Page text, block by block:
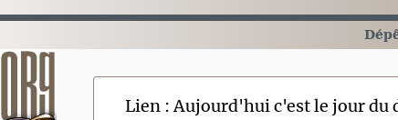
Lien Aujourd'hui c'est le jour du